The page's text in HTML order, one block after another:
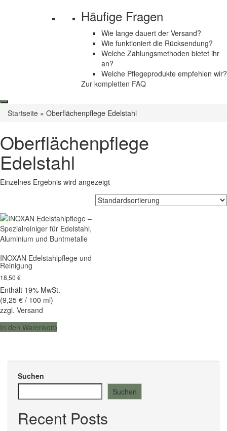
Häufige Fragen
Wie lange dauert der Versand?
Wie funktioniert die Rücksendung?
Welche Zahlungsmethoden bietet ihr
an?
Welche Pflegeprodukte empfehlen wir?
Zur kompletten FAQ
Startseite » Oberflächenpflege Edelstahl
Oberflächenpflege
Edelstahl
Einzelnes Ergebnis wird angezeigt
INOXAN Edelstahlpflege und
Reinigung
18,50 €
Enthält 19% MwSt.
(9,25 € / 100 ml)
zzgl. Versand
In den Warenkorb
Suchen
Suchen
Recent Posts